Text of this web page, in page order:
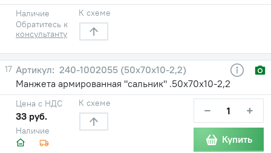
Наличие
Обратитесь к
консультанту
К схеме
17
240-1002055 (50х70х10-2,2)
Манжета армированная "сальник" .50х70х10-2,2
Наличие
Цена с НДС
33 руб.
К схеме − +
Купить